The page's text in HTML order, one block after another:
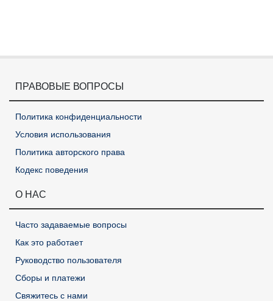
ПРАВОВЫЕ ВОПРОСЫ
Политика конфиденциальности
Условия использования
Политика авторского права
Кодекс поведения
О НАС
Часто задаваемые вопросы
Как это работает
Руководство пользователя
Сборы и платежи
Свяжитесь с нами